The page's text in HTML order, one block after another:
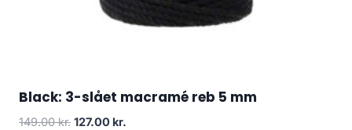
Black: 3-slået macramé reb 5 mm
149.00kr. 127.00 kr.